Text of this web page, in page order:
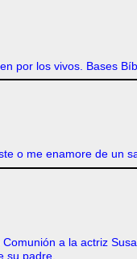
por los vivos. Bases
o me enamore de un
a la actriz
su padre.